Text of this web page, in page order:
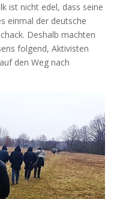
ist nicht edel, dass seine
einmal der deutsche
Deshalb machten
folgend, Aktivisten
den Weg nach